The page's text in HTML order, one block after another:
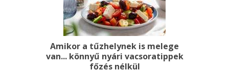
Amikor a tűzhelynek is melege
van... könnyű nyári vacsoratippek
főzés nélkül